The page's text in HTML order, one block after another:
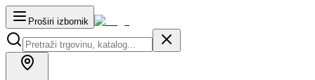
Proširi izbornik